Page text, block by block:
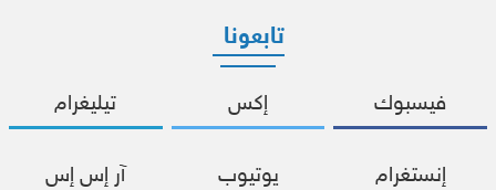
تابعونا
فيسبوك إكس تيليغرام
إنستغرام يوتيوب آر إس إس